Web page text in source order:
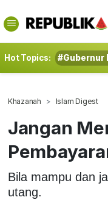
Hot Topics: #Gubernur
Khazanah Islam Digest
Jangan
Bila mampu dan
utang.